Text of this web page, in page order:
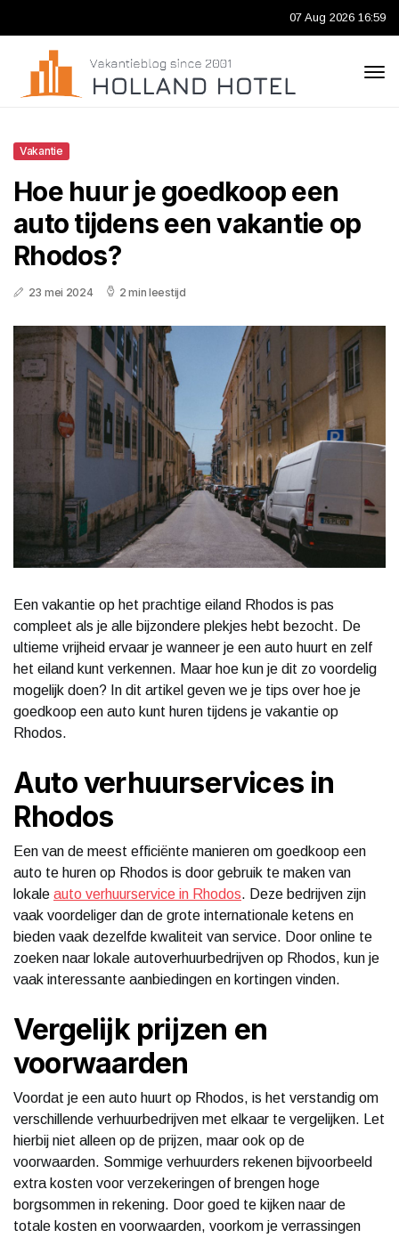
07 Aug 2026 16:59
Vakantie
Hoe huur je goedkoop een
auto tijdens een vakantie op
Rhodos?
23 mei 2024 2 min leestijd
Een vakantie op het prachtige eiland Rhodos is pas
compleet als je alle bijzondere plekjes hebt bezocht. De
ultieme vrijheid ervaar je wanneer je een auto huurt en zelf
het eiland kunt verkennen. Maar hoe kun je dit zo voordelig
mogelijk doen? In dit artikel geven we je tips over hoe je
goedkoop een auto kunt huren tijdens je vakantie op
Rhodos.
Auto verhuurservices in
Rhodos
Een van de meest efficiënte manieren om goedkoop een
auto te huren op Rhodos is door gebruik te maken van
lokale auto verhuurservice in Rhodos. Deze bedrijven zijn
vaak voordeliger dan de grote internationale ketens en
bieden vaak dezelfde kwaliteit van service. Door online te
zoeken naar lokale autoverhuurbedrijven op Rhodos, kun je
vaak interessante aanbiedingen en kortingen vinden.
Vergelijk prijzen en
voorwaarden
Voordat je een auto huurt op Rhodos, is het verstandig om
verschillende verhuurbedrijven met elkaar te vergelijken. Let
hierbij niet alleen op de prijzen, maar ook op de
voorwaarden. Sommige verhuurders rekenen bijvoorbeeld
extra kosten voor verzekeringen of brengen hoge
borgsommen in rekening. Door goed te kijken naar de
totale kosten en voorwaarden, voorkom je verrassingen